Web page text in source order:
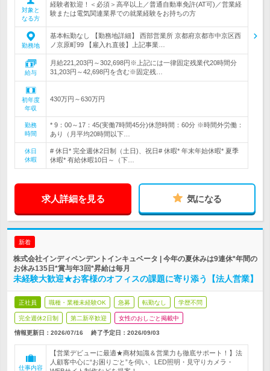
対象と
なる方
経験者歓迎！＜必須＞高卒以上／普通自動車免許(AT可)／営業経
験または電気関連業界での就業経験をお持ちの方
勤務地
基本転勤なし 【勤務地詳細】 西部営業所 京都府京都市中京区西
ノ京原町99 【雇入れ直後】上記事業…
給与
月給221,203円～302,698円※上記には一律固定残業代20時間分
31,203円～42,698円を含む※固定残…
初年度
年収
430万円～630万円
勤務
時間
* 9：00～17：45(実働7時間45分)休憩時間：60分 ※時間外労働：
あり（月平均20時間以下…
休日
休暇
# 休日* 完全週休2日制（土日)、祝日# 休暇* 年末年始休暇* 夏季
休暇* 有給休暇10日～（下…
求人詳細を見る 気になる
新着
株式会社インディペンデントインキュベータ | 今年の夏休みは9連休*年間の
お休み135日*賞与年3回*昇給は毎月
未経験大歓迎★お客様のオフィスの課題に寄り添う【法人営業】
正社員 職種・業種未経験OK 急募 転勤なし 学歴不問
完全週休2日制 第二新卒歓迎 女性のおしごと掲載中
情報更新日：2026/07/16 終了予定日： 2026/09/03
仕事内容
【営業デビューに最適★商材知識＆営業力も徹底サポート！】法
人顧客中心に“お困りごと”を伺い、LED照明・見守りカメラ・